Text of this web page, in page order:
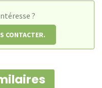
?
CONTACTER.